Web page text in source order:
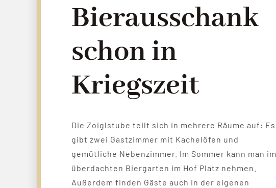
Bierausschank
schon in
Kriegszeit
Die Zoiglstube teilt sich in mehrere Räume auf: Es
gibt zwei Gastzimmer mit Kachelöfen und
gemütliche Nebenzimmer. Im Sommer kann man im
überdachten Biergarten im Hof Platz nehmen.
Außerdem finden Gäste auch in der eigenen